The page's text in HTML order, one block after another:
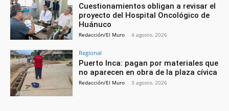
Cuestionamientos obligan a revisar el
proyecto del Hospital Oncológico de
Huánuco
Redacción/El Muro - 4 agosto, 2026
Regional
Puerto Inca: pagan por materiales que
no aparecen en obra de la plaza cívica
Redacción/El Muro - 3 agosto, 2026